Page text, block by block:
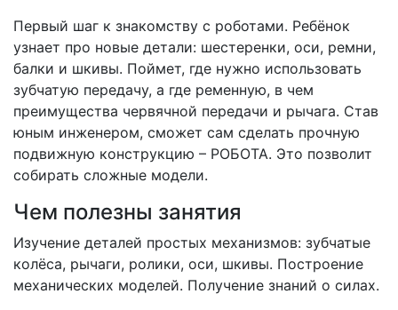
Первый шаг к знакомству с роботами. Ребёнок
узнает про новые детали: шестеренки, оси, ремни,
балки и шкивы. Поймет, где нужно использовать
зубчатую передачу, а где ременную, в чем
преимущества червячной передачи и рычага. Став
юным инженером, сможет сам сделать прочную
подвижную конструкцию – РОБОТА. Это позволит
собирать сложные модели.
Чем полезны занятия
Изучение деталей простых механизмов: зубчатые
колёса, рычаги, ролики, оси, шкивы. Построение
механических моделей. Получение знаний о силах.